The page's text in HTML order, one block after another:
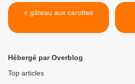
< gâteau aux carottes
Hébergé par Overblog
Top articles